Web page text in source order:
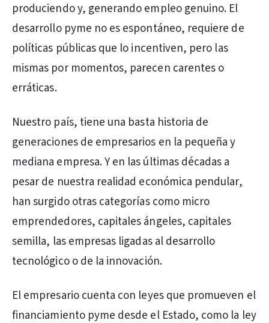
produciendo y, generando empleo genuino. El
desarrollo pyme no es espontáneo, requiere de
políticas públicas que lo incentiven, pero las
mismas por momentos, parecen carentes o
erráticas.
Nuestro país, tiene una basta historia de
generaciones de empresarios en la pequeña y
mediana empresa. Y en las últimas décadas a
pesar de nuestra realidad económica pendular,
han surgido otras categorías como micro
emprendedores, capitales ángeles, capitales
semilla, las empresas ligadas al desarrollo
tecnológico o de la innovación.
El empresario cuenta con leyes que promueven el
financiamiento pyme desde el Estado, como la ley